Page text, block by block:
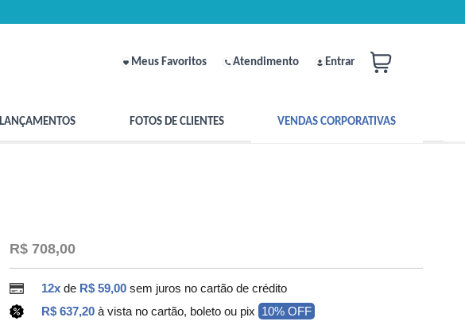
Meus Favoritos Atendimento Entrar
LANÇAMENTOS FOTOS DE CLIENTES VENDAS CORPORATIVAS
R$ 708,00
12x de R$ 59,00 sem juros no cartão de crédito
R$ 637,20à vista no cartão, boleto ou pix 10% OFF